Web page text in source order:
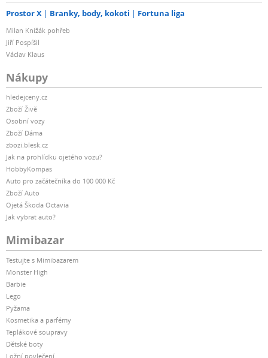
Prostor X Branky, body, kokoti Fortuna liga
Milan Knížák pohřeb
Jiří Pospíšil
Václav Klaus
Nákupy
hledejceny.cz
Zboží Živě
Osobní vozy
Zboží Dáma
zbozi.blesk.cz
Jak na prohlídku ojetého vozu?
HobbyKompas
Auto pro začátečníka do 100 000 Kč
Zboží Auto
Ojetá Škoda Octavia
Jak vybrat auto?
Mimibazar
Testujte s Mimibazarem
Monster High
Barbie
Lego
Pyžama
Kosmetika a parfémy
Teplákové soupravy
Dětské boty
Ložní povlečení